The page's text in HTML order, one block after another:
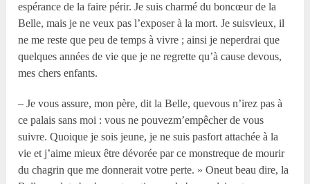
espérance de la faire périr. Je suis charmé du boncœur de la
Belle, mais je ne veux pas l’exposer à la mort. Je suisvieux, il
ne me reste que peu de temps à vivre ; ainsi je neperdrai que
quelques années de vie que je ne regrette qu’à cause devous,
mes chers enfants.
– Je vous assure, mon père, dit la Belle, quevous n’irez pas à
ce palais sans moi : vous ne pouvezm’empêcher de vous
suivre. Quoique je sois jeune, je ne suis pasfort attachée à la
vie et j’aime mieux être dévorée par ce monstreque de mourir
du chagrin que me donnerait votre perte. » Oneut beau dire, la